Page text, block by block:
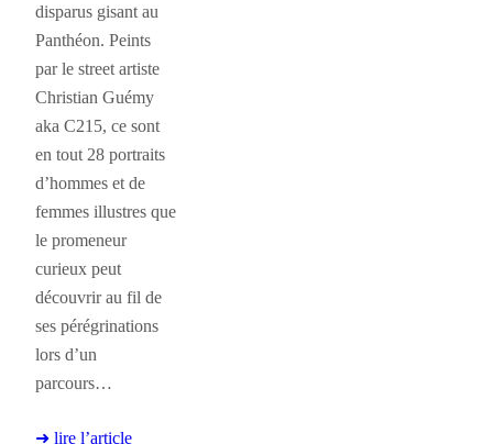
disparus gisant au
Panthéon. Peints
par le street artiste
Christian Guémy
aka C215, ce sont
en tout 28 portraits
d’hommes et de
femmes illustres que
le promeneur
curieux peut
découvrir au fil de
ses pérégrinations
lors d’un
parcours…
➜ lire l’article